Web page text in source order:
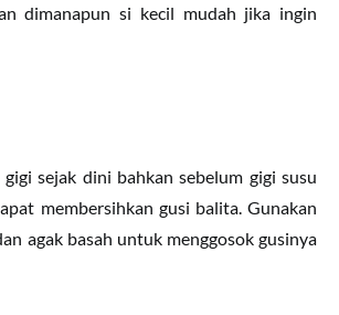
dimanapun si kecil mudah jika ingin
sejak dini bahkan sebelum gigi susu
membersihkan gusi balita. Gunakan
agak basah untuk menggosok gusinya